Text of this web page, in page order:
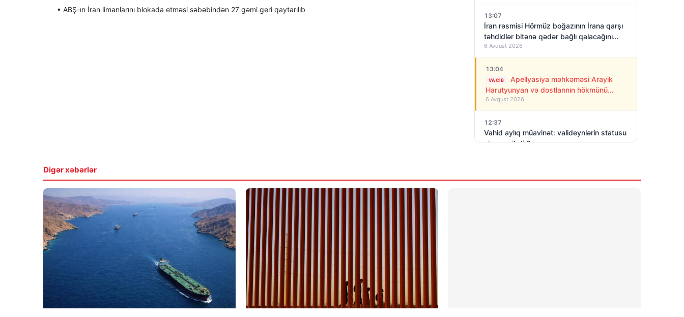
• ABŞ-ın İran limanlarını blokada etməsi səbəbindən 27 gəmi geri qaytarılıb
13:07
İran rəsmisi Hörmüz boğazının İrana qarşı
təhdidlər bitənə qədər bağlı qalacağını
deyir
6 Avqust 2026
13:04
VACIB
Apellyasiya məhkəməsi Arayik
Harutyunyan və dostlarının hökmünü
qüvvədə saxladı!
6 Avqust 2026
12:37
Vahid aylıq müavinət: valideynlərin statusu
niyə vacibdir?
Digər xəbərlər